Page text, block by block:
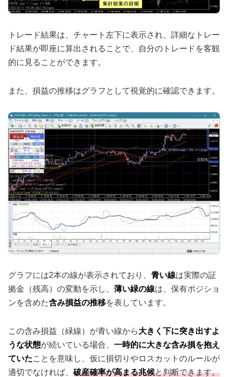
トレード結果は、チャート左下に表示され、詳細なトレー
ド結果が即座に算出されることで、自分のトレードを客観
的に見ることができます。
また、損益の推移はグラフとして視覚的に確認できます。
グラフには2本の線が表示されており、 青い線は実際の証
拠金（残高）の変動を示し、 薄い緑の線は、保有ポジショ
ンを含めた含み損益の推移を表しています。
この含み損益（緑線）が青い線から大きく下に突き出すよ
うな状態が続いている場合、 一時的に大きな含み損を抱え
ていたことを意味し、仮に損切りやロスカットのルールが
適切でなければ、 破産確率が高まる兆候と判断できます。